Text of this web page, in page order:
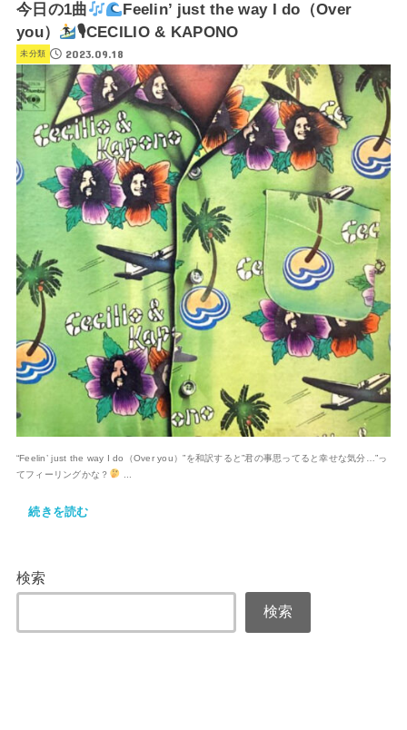
今日の1曲
Feelin’ just the way I do（Over
you）
🎙CECILIO & KAPONO
未分類 2023.09.18
“Feelin’ just the way I do（Over you）”を和訳すると”君の事思ってると幸せな気分…”っ
てフィーリングかな？
続きを読む
検索
検索